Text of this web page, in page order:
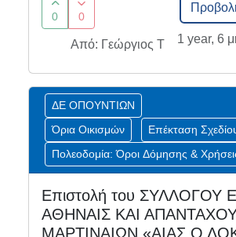
0 0
1 year, 6
Από: Γεώργιος Τ
ΔΕ ΟΠΟΥΝΤΙΩΝ
Όρια Οικισμών
Επέκταση
Πολεοδομία: Όροι Δόμησης &
Επιστολή του ΣΥΛΛΟΓΟΥ
ΑΘΗΝΑΙΣ ΚΑΙ
ΜΑΡΤΙΝΑΙΩΝ «ΑΙΑΣ Ο